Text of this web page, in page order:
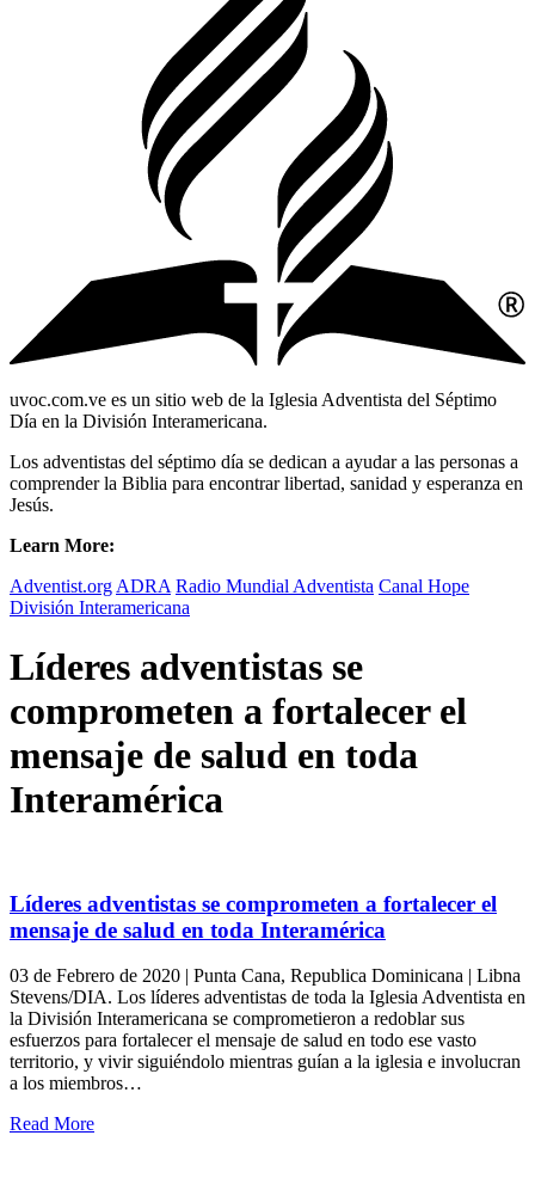
uvoc.com.ve es un sitio web de la Iglesia Adventista del Séptimo
Día en la División Interamericana.
Los adventistas del séptimo día se dedican a ayudar a las personas a
comprender la Biblia para encontrar libertad, sanidad y esperanza en
Jesús.
Learn More:
Adventist.org ADRA Radio Mundial Adventista Canal Hope
División Interamericana
Líderes adventistas se
comprometen a fortalecer el
mensaje de salud en toda
Interamérica
Líderes adventistas se comprometen a fortalecer el
mensaje de salud en toda Interamérica
03 de Febrero de 2020 | Punta Cana, Republica Dominicana | Libna
Stevens/DIA. Los líderes adventistas de toda la Iglesia Adventista en
la División Interamericana se comprometieron a redoblar sus
esfuerzos para fortalecer el mensaje de salud en todo ese vasto
territorio, y vivir siguiéndolo mientras guían a la iglesia e involucran
a los miembros…
Read More